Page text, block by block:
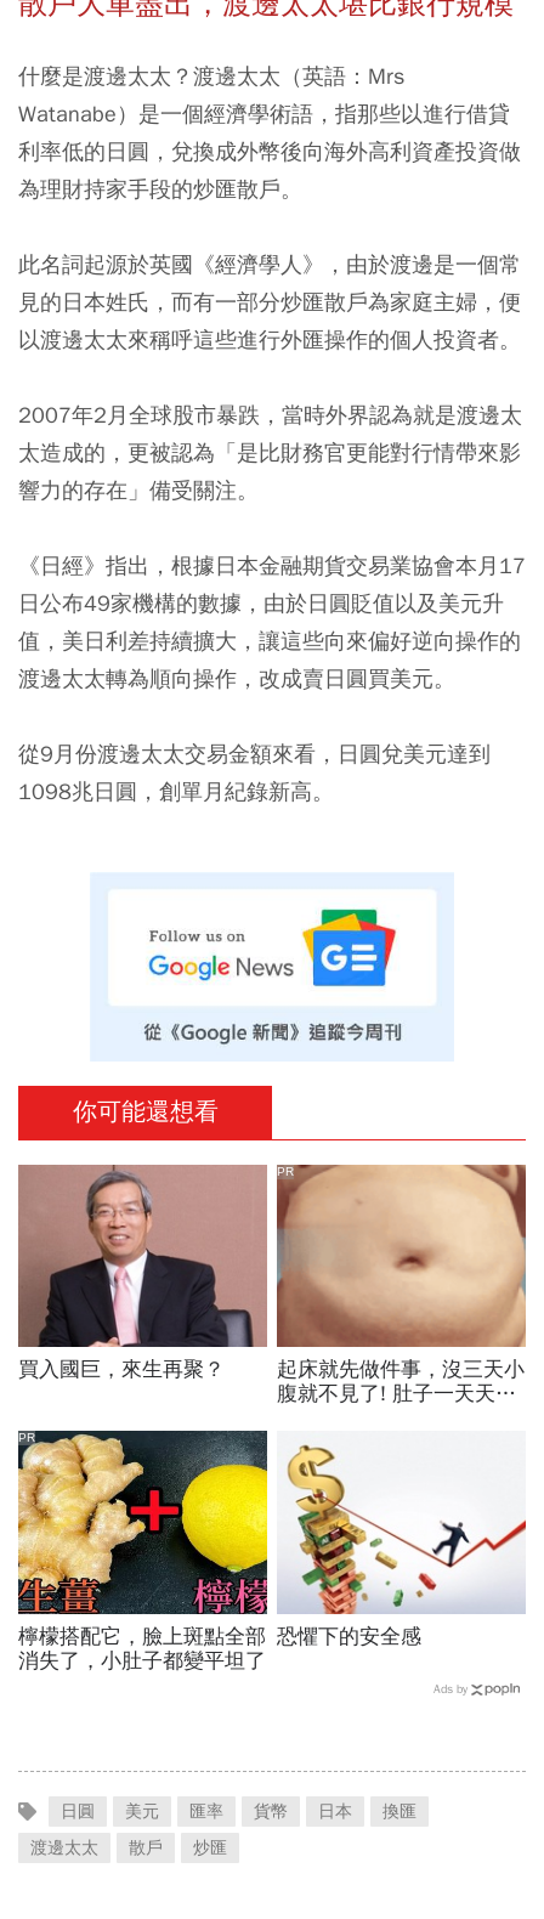
什麼是渡邊太太？渡邊太太（英語：Mrs
Watanabe）是一個經濟學術語，指那些以進行借貸
利率低的日圓，兌換成外幣後向海外高利資產投資做
為理財持家手段的炒匯散戶。
此名詞起源於英國《經濟學人》，由於渡邊是一個常
見的日本姓氏，而有一部分炒匯散戶為家庭主婦，便
以渡邊太太來稱呼這些進行外匯操作的個人投資者。
2007年2月全球股市暴跌，當時外界認為就是渡邊太
太造成的，更被認為「是比財務官更能對行情帶來影
響力的存在」備受關注。
《日經》指出，根據日本金融期貨交易業協會本月17
日公布49家機構的數據，由於日圓貶值以及美元升
值，美日利差持續擴大，讓這些向來偏好逆向操作的
渡邊太太轉為順向操作，改成賣日圓買美元。
從9月份渡邊太太交易金額來看，日圓兌美元達到
1098兆日圓，創單月紀錄新高。
你可能還想看
買入國巨，來生再聚？
起床就先做件事，沒三天小
腹就不見了! 肚子一天天變
PR
檸檬搭配它，臉上斑點全部
消失了，小肚子都變平坦了
PR
恐懼下的安全感
Ads by
日圓 美元 匯率 貨幣 日本
換匯
渡邊太太
散戶 炒匯